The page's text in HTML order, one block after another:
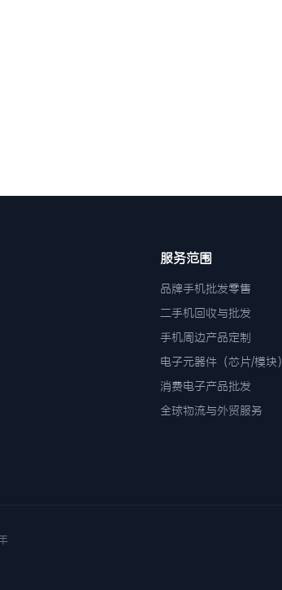
服务范围
品牌手机批发零售
二手机回收与批发
手机周边产品定制
电子元器件（芯片/模块）
消费电子产品批发
全球物流与外贸服务